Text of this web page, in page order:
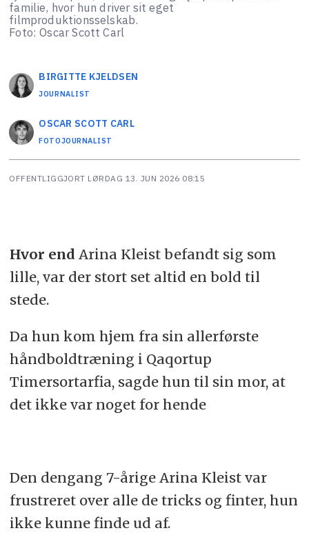
familie, hvor hun driver sit eget
filmproduktionsselskab.
Foto: Oscar Scott Carl
BIRGITTE KJELDSEN
JOURNALIST
OSCAR SCOTT CARL
FOTOJOURNALIST
OFFENTLIGGJORT LØRDAG 13. JUN 2026 08:15
Hvor end Arina Kleist befandt sig som
lille, var der stort set altid en bold til
stede.
Da hun kom hjem fra sin allerførste
håndboldtræning i Qaqortup
Timersortarfia, sagde hun til sin mor, at
det ikke var noget for hende
Den dengang 7-årige Arina Kleist var
frustreret over alle de tricks og finter, hun
ikke kunne finde ud af.